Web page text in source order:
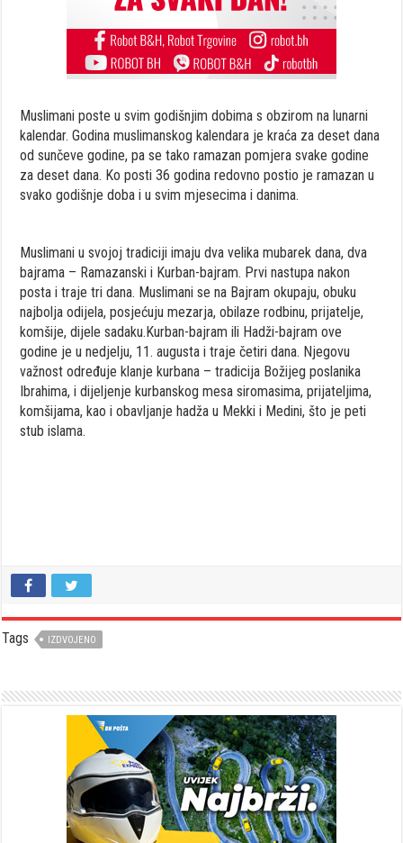
Muslimani poste u svim godišnjim dobima s obzirom na lunarni
kalendar. Godina muslimanskog kalendara je kraća za deset dana
od sunčeve godine, pa se tako ramazan pomjera svake godine
za deset dana. Ko posti 36 godina redovno postio je ramazan u
svako godišnje doba i u svim mjesecima i danima.
Muslimani u svojoj tradiciji imaju dva velika mubarek dana, dva
bajrama – Ramazanski i Kurban-bajram. Prvi nastupa nakon
posta i traje tri dana. Muslimani se na Bajram okupaju, obuku
najbolja odijela, posjećuju mezarja, obilaze rodbinu, prijatelje,
komšije, dijele sadaku.Kurban-bajram ili Hadži-bajram ove
godine je u nedjelju, 11. augusta i traje četiri dana. Njegovu
važnost određuje klanje kurbana – tradicija Božijeg poslanika
Ibrahima, i dijeljenje kurbanskog mesa siromasima, prijateljima,
komšijama, kao i obavljanje hadža u Mekki i Medini, što je peti
stub islama.
Tags IZDVOJENO